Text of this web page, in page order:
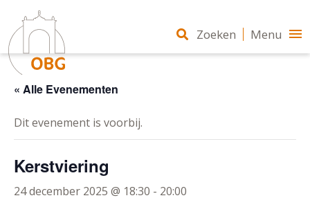
« Alle Evenementen
Dit evenement is voorbij.
Kerstviering
24 december 2025 @ 18:30 - 20:00
Zoeken Menu